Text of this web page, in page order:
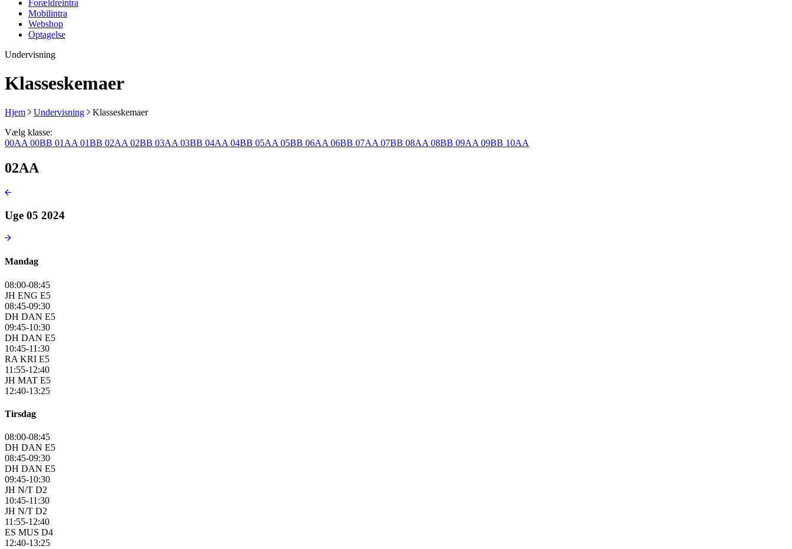
Forældreintra
Mobilintra
Webshop
Optagelse
Undervisning
Klasseskemaer
Hjem Undervisning
Klasseskemaer
Vælg klasse:
00AA 00BB 01AA 01BB 02AA 02BB 03AA 03BB 04AA 04BB 05AA 05BB 06AA 06BB 07AA 07BB 08AA 08BB 09AA 09BB 10AA
02AA
Uge 05 2024
Mandag
08:00-08:45
JH ENG E5
08:45-09:30
DH DAN E5
09:45-10:30
DH DAN E5
10:45-11:30
RA KRI E5
11:55-12:40
JH MAT E5
12:40-13:25
Tirsdag
08:00-08:45
DH DAN E5
08:45-09:30
DH DAN E5
09:45-10:30
JH N/T D2
10:45-11:30
JH N/T D2
11:55-12:40
ES MUS D4
12:40-13:25